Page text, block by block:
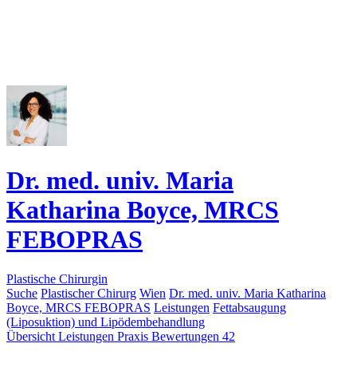
Dr. med. univ. Maria
Katharina Boyce, MRCS
FEBOPRAS
Plastische Chirurgin
Suche Plastischer Chirurg Wien Dr. med. univ. Maria Katharina
Boyce, MRCS FEBOPRAS Leistungen Fettabsaugung
(Liposuktion) und Lipödembehandlung
Übersicht Leistungen Praxis Bewertungen 42